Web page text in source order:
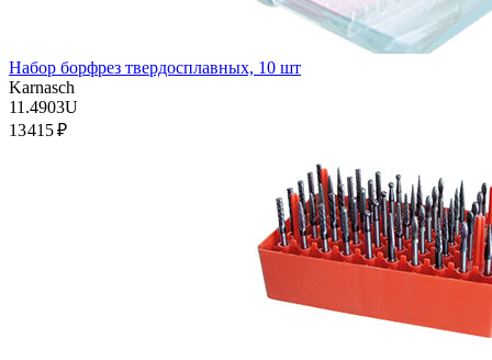
Набор борфрез твердосплавных, 10 шт
Karnasch
11.4903U
13 415 ₽